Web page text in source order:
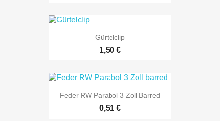
Gürtelclip
1,50 €
Feder RW Parabol 3 Zoll Barred
0,51 €